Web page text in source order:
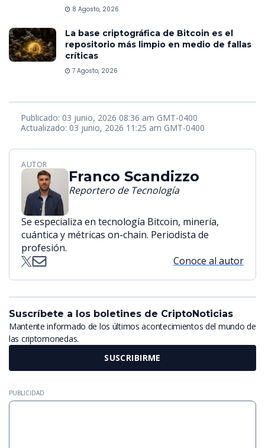
8 Agosto, 2026
La base criptográfica de Bitcoin es el
repositorio más limpio en medio de fallas
críticas
7 Agosto, 2026
Publicado: 03 junio, 2026 08:36 am GMT-0400
Actualizado: 03 junio, 2026 11:25 am GMT-0400
AUTOR
Franco Scandizzo
Reportero de Tecnología
Se especializa en tecnología Bitcoin, minería,
cuántica y métricas on-chain. Periodista de
profesión.
Conoce al autor
Suscríbete a los boletines de CriptoNoticias
Mantente informado de los últimos acontecimientos del mundo de
las criptomonedas.
SUSCRIBIRME
PUBLICIDAD